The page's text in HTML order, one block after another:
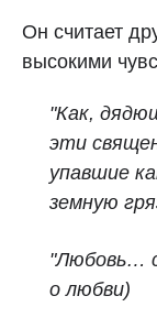
Он считает
высокими
"Как,
эти
упавшие
земную
"Любовь…
о любви)